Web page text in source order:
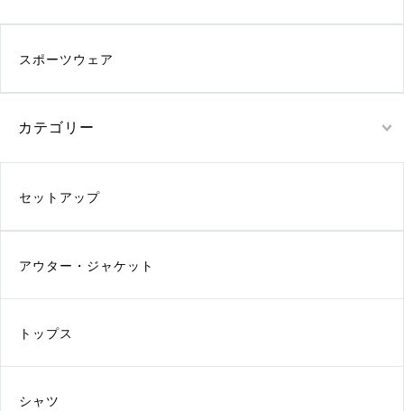
スポーツウェア
カテゴリー
セットアップ
アウター・ジャケット
トップス
シャツ